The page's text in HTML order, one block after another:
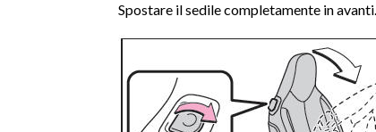
Spostare il sedile completamente in avanti.